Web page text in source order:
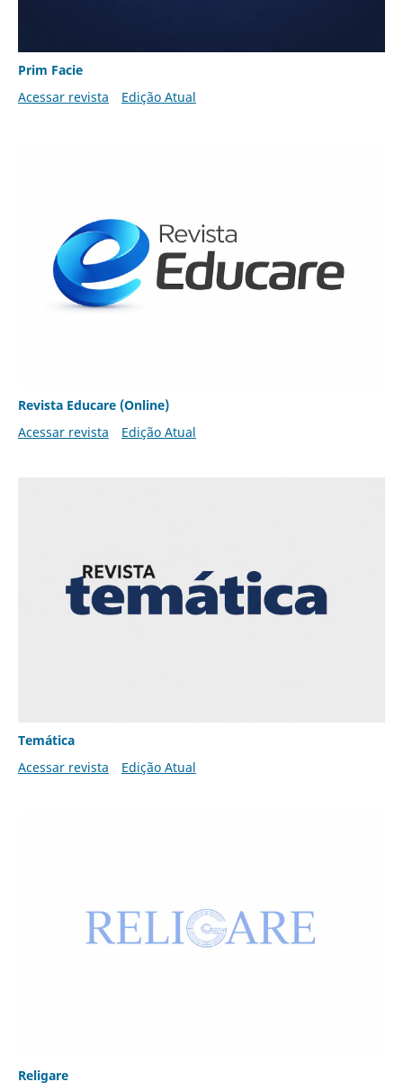
Prim Facie
Acessar revista
Edição Atual
Revista Educare (Online)
Acessar revista
Edição Atual
Temática
Acessar revista
Edição Atual
Religare